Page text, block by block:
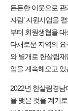
든든한 이웃으로 관
자람’ 지원사업을
부터 회원생협을
다채로운 지역의
와 별개로 한살림
업을 계속해오고 있
2022년 한살림경
을 맺은 것을 계기